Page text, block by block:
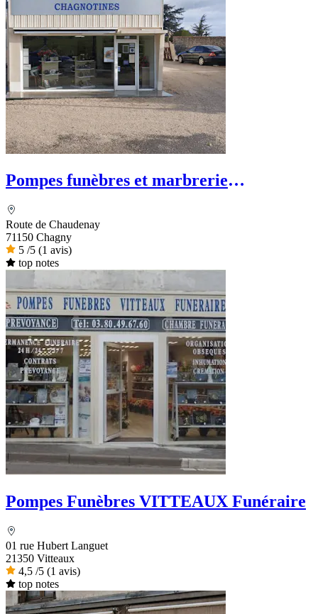
Pompes funèbres et marbrerie
Route de Chaudenay
71150 Chagny
5 /5 (1 avis)
top notes
Pompes Funèbres VITTEAUX Funéraire
01 rue Hubert Languet
21350 Vitteaux
4,5 /5 (1 avis)
top notes